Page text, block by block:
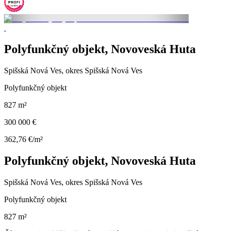
Polyfunkčný objekt, Novoveská Huta
Spišská Nová Ves, okres Spišská Nová Ves
Polyfunkčný objekt
827 m²
300 000 €
362,76 €/m²
Polyfunkčný objekt, Novoveská Huta
Spišská Nová Ves, okres Spišská Nová Ves
Polyfunkčný objekt
827 m²